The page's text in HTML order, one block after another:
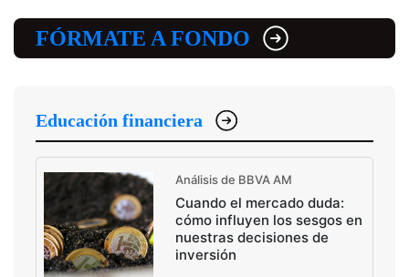
FÓRMATE A FONDO
Educación financiera
Análisis de BBVA AM
Cuando el mercado duda:
cómo influyen los sesgos en
nuestras decisiones de
inversión